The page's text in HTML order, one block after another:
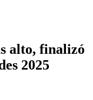
alto, finalizó
2025